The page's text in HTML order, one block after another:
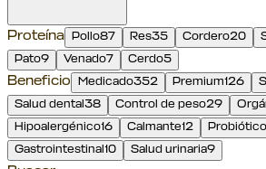
Proteína Pollo87 Res35 Cordero20
Pato9 Venado7 Cerdo5
Beneficio Medicado352 Premium126
Salud dental38 Control de peso29
Hipoalergénico16 Calmante12 Probiótico
Gastrointestinal10 Salud urinaria9